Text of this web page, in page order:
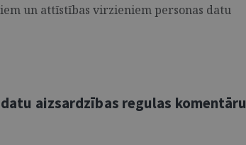
un attīstības virzieniem personas datu
aizsardzības regulas komentāru